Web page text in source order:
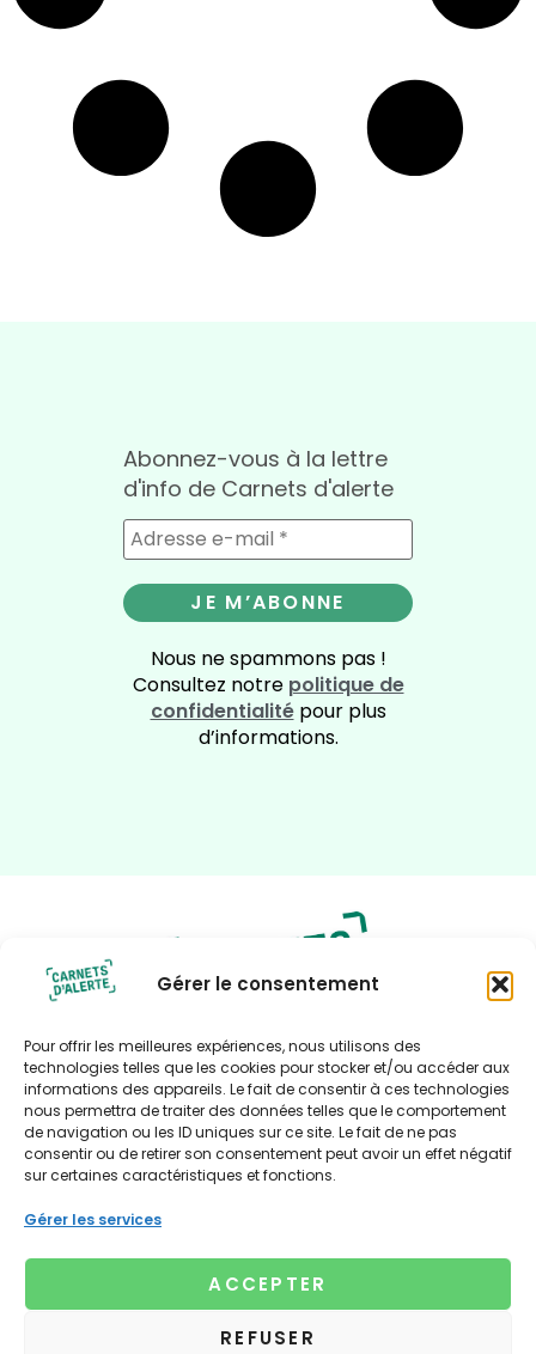
Gérer le consentement
Pour offrir les meilleures expériences, nous utilisons des
technologies telles que les cookies pour stocker et/ou accéder aux
informations des appareils. Le fait de consentir à ces technologies
nous permettra de traiter des données telles que le comportement
de navigation ou les ID uniques sur ce site. Le fait de ne pas
consentir ou de retirer son consentement peut avoir un effet négatif
sur certaines caractéristiques et fonctions.
Gérer les services
ACCEPTER
REFUSER
Abonnez-vous à la lettre
d'info de Carnets d'alerte
Nous ne spammons pas !
Consultez notre politique de
confidentialitépour plus
d’informations.
Politique de confidentialité
Politique de cookies (UE)
Contact
Contact presse
Tél : 06 67 05 75 79
xaviere@lagencenouvelleculture.fr
© 2025 Carnets d'alerte. Toute reproduction, intégrale